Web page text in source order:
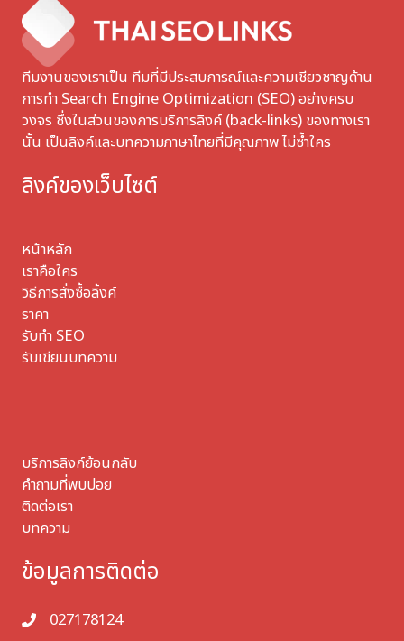
ทีมงานของเราเป็น ทีมที่มีประสบการณ์และความเชียวชาญด้าน
การทำ Search Engine Optimization (SEO) อย่างครบ
วงจร ซึ่งในส่วนของการบริการลิงค์ (back-links) ของทางเรา
นั้น เป็นลิงค์และบทความภาษาไทยที่มีคุณภาพ ไม่ซ้ำใคร
ลิงค์ของเว็บไซต์
หน้าหลัก
เราคือใคร
วิธีการสั่งซื้อลิ้งค์
ราคา
รับทำ SEO
รับเขียนบทความ
บริการลิงก์ย้อนกลับ
คำถามที่พบบ่อย
ติดต่อเรา
บทความ
ข้อมูลการติดต่อ
027178124